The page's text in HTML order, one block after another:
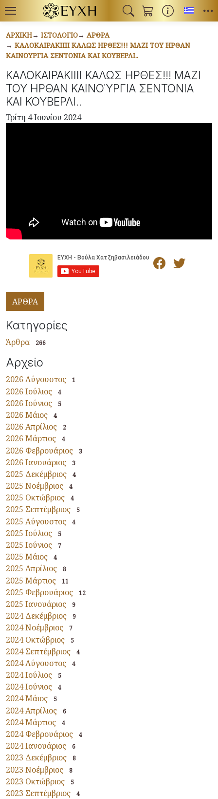
ΑΡΧΙΚΉ ΙΣΤΟΛΌΓΙΟ
ΆΡΘΡΑ
ΚΑΛΟΚΑΙΡΑΚΙΙΙΙ ΚΑΛΩΣ ΗΡΘΕΣ!!! ΜΑΖΙ ΤΟΥ ΗΡΘΑΝ
ΚΑΙΝΟΎΡΓΙΑ ΣΕΝΤΟΝΙΑ ΚΑΙ ΚΟΥΒΕΡΛΙ..
ΚΑΛΟΚΑΙΡΑΚΙΙΙΙ ΚΑΛΩΣ ΗΡΘΕΣ!!! ΜΑΖΙ
ΤΟΥ ΗΡΘΑΝ ΚΑΙΝΟΎΡΓΙΑ ΣΕΝΤΟΝΙΑ
ΚΑΙ ΚΟΥΒΕΡΛΙ..
Τρίτη 4 Ιουνίου 2024
ΑΡΘΡΑ
Κατηγορίες
Άρθρα 266
Αρχείο
2026 Αύγουστος 1
2026 Ιούλιος 4
2026 Ιούνιος 5
2026 Μάιος 4
2026 Απρίλιος 2
2026 Μάρτιος 4
2026 Φεβρουάριος 3
2026 Ιανουάριος 3
2025 Δεκέμβριος 4
2025 Νοέμβριος 4
2025 Οκτώβριος 4
2025 Σεπτέμβριος 5
2025 Αύγουστος 4
2025 Ιούλιος 5
2025 Ιούνιος 7
2025 Μάιος 4
2025 Απρίλιος 8
2025 Μάρτιος 11
2025 Φεβρουάριος 12
2025 Ιανουάριος 9
2024 Δεκέμβριος 9
2024 Νοέμβριος 7
2024 Οκτώβριος 5
2024 Σεπτέμβριος 4
2024 Αύγουστος 4
2024 Ιούλιος 5
2024 Ιούνιος 4
2024 Μάιος 5
2024 Απρίλιος 6
2024 Μάρτιος 4
2024 Φεβρουάριος 4
2024 Ιανουάριος 6
2023 Δεκέμβριος 8
2023 Νοέμβριος 8
2023 Οκτώβριος 5
2023 Σεπτέμβριος 4